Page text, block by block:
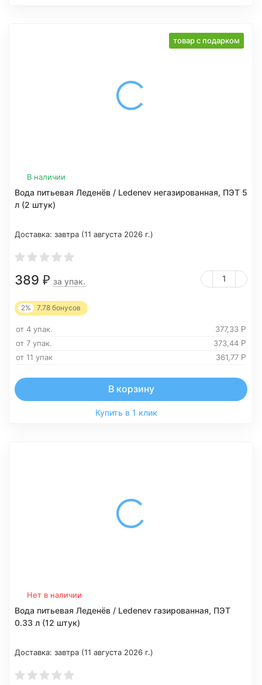
товар с подарком
В наличии
Вода питьевая Леденёв / Ledenev негазированная, ПЭТ 5
л (2 штук)
Доставка: завтра (11 августа 2026 г.)
389 ₽ за упак.
2% 7.78 бонусов
от 4 упак. 377,33 Р
от 7 упак. 373,44 Р
от 11 упак 361,77 Р
В корзину
Купить в 1 клик
Нет в наличии
Вода питьевая Леденёв / Ledenev газированная, ПЭТ
0.33 л (12 штук)
Доставка: завтра (11 августа 2026 г.)